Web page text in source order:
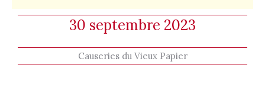
30 septembre 2023
Causeries du Vieux Papier